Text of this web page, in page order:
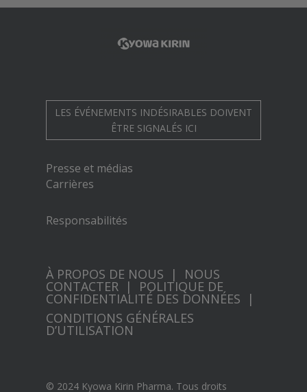
LES ÉVÉNEMENTS INDÉSIRABLES DOIVENT
ÊTRE SIGNALÉS ICI
Presse et médias
Carrières
Responsabilités
À PROPOS DE NOUS | NOUS
CONTACTER | POLITIQUE DE
CONFIDENTIALITÉ DES DONNÉES |
CONDITIONS GÉNÉRALES
D’UTILISATION
© 2024 Kyowa Kirin Pharma. Tous droits